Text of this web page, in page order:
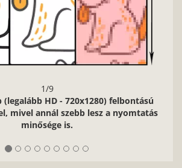
1/9
HD - 720x1280) felbontású
mivel annál szebb lesz a nyomtatás
minősége is.